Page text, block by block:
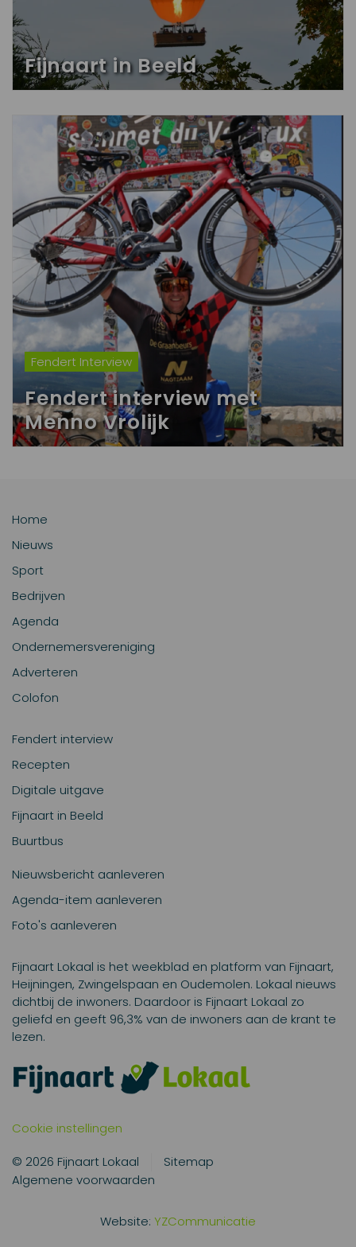
Fijnaart in Beeld
Fendert Interview
Fendert interview met
Menno Vrolijk
Home
Nieuws
Sport
Bedrijven
Agenda
Ondernemersvereniging
Adverteren
Colofon
Fendert interview
Recepten
Digitale uitgave
Fijnaart in Beeld
Buurtbus
Nieuwsbericht aanleveren
Agenda-item aanleveren
Foto's aanleveren
Fijnaart Lokaal is het weekblad en platform van Fijnaart,
Heijningen, Zwingelspaan en Oudemolen. Lokaal nieuws
dichtbij de inwoners. Daardoor is Fijnaart Lokaal zo
geliefd en geeft 96,3% van de inwoners aan de krant te
lezen.
Cookie instellingen
© 2026 Fijnaart Lokaal
Sitemap
Algemene voorwaarden
Website: YZCommunicatie